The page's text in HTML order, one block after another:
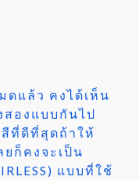
แล้ว คงได้เห็น
สองแบบกันไป
สีที่ดีที่สุดถ้าให้
ยก็คงจะเป็น
แบบที่ใช้